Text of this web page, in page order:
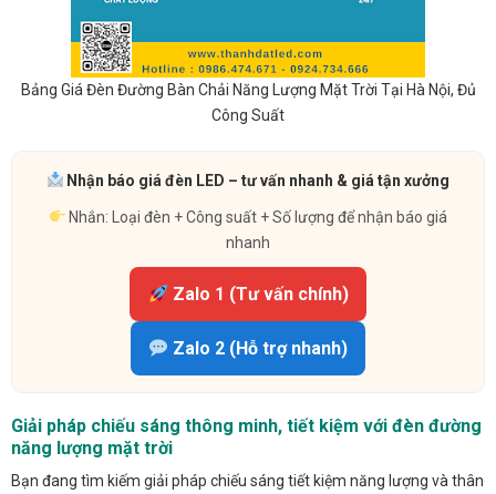
Bảng Giá Đèn Đường Bàn Chải Năng Lượng Mặt Trời Tại Hà Nội, Đủ
Công Suất
Nhận báo giá đèn LED – tư vấn nhanh & giá tận xưởng
Nhắn: Loại đèn + Công suất + Số lượng để nhận báo giá
nhanh
Zalo 1 (Tư vấn chính)
Zalo 2 (Hỗ trợ nhanh)
Giải pháp chiếu sáng thông minh, tiết kiệm với đèn đường
năng lượng mặt trời
Bạn đang tìm kiếm giải pháp chiếu sáng tiết kiệm năng lượng và thân